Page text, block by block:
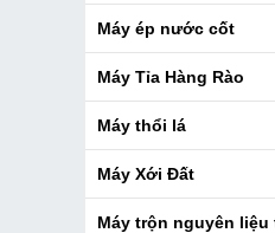
Máy ép nước cốt
Máy Tỉa Hàng Rào
Máy thổi lá
Máy Xới Đất